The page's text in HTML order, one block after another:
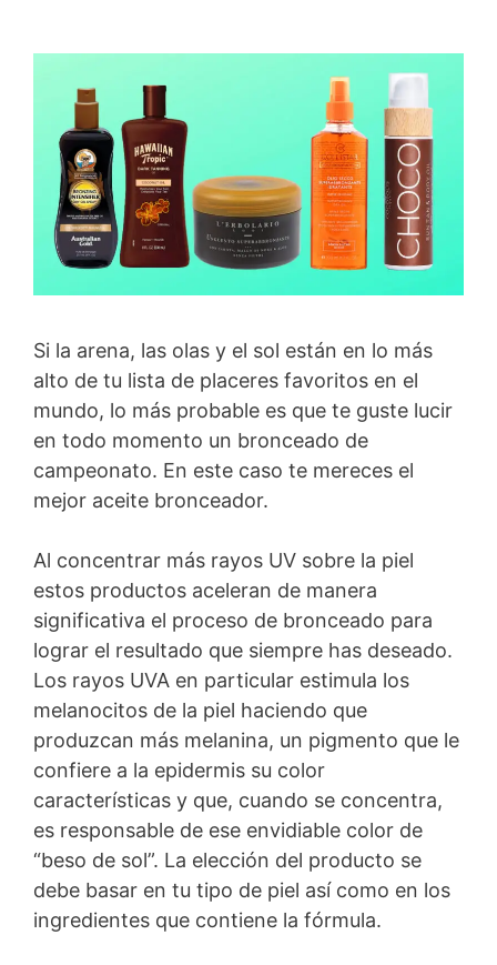
Si la arena, las olas y el sol están en lo más
alto de tu lista de placeres favoritos en el
mundo, lo más probable es que te guste lucir
en todo momento un bronceado de
campeonato. En este caso te mereces el
mejor aceite bronceador.
Al concentrar más rayos UV sobre la piel
estos productos aceleran de manera
significativa el proceso de bronceado para
lograr el resultado que siempre has deseado.
Los rayos UVA en particular estimula los
melanocitos de la piel haciendo que
produzcan más melanina, un pigmento que le
confiere a la epidermis su color
características y que, cuando se concentra,
es responsable de ese envidiable color de
“beso de sol”. La elección del producto se
debe basar en tu tipo de piel así como en los
ingredientes que contiene la fórmula.